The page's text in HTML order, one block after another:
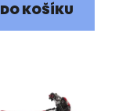
DO KOŠÍKU